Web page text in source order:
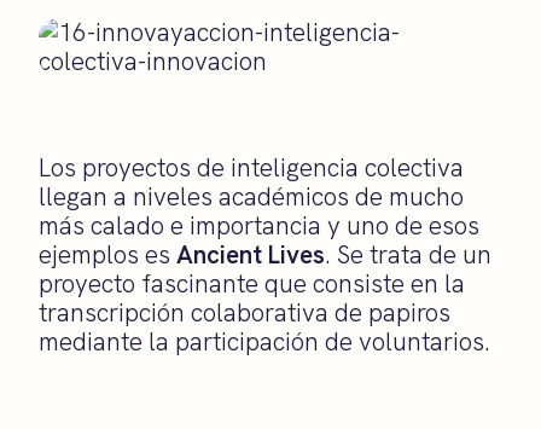
Los proyectos de inteligencia colectiva
llegan a niveles académicos de mucho
más calado e importancia y uno de esos
ejemplos es Ancient Lives. Se trata de un
proyecto fascinante que consiste en la
transcripción colaborativa de papiros
mediante la participación de voluntarios.